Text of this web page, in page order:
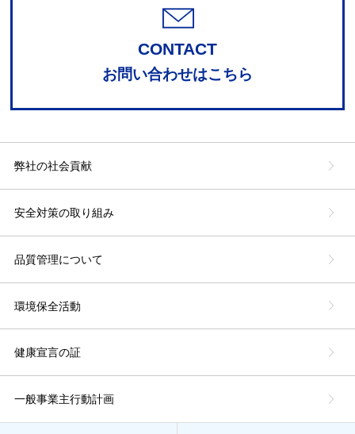
CONTACT
お問い合わせはこちら
弊社の社会貢献
安全対策の取り組み
品質管理について
環境保全活動
健康宣言の証
一般事業主行動計画